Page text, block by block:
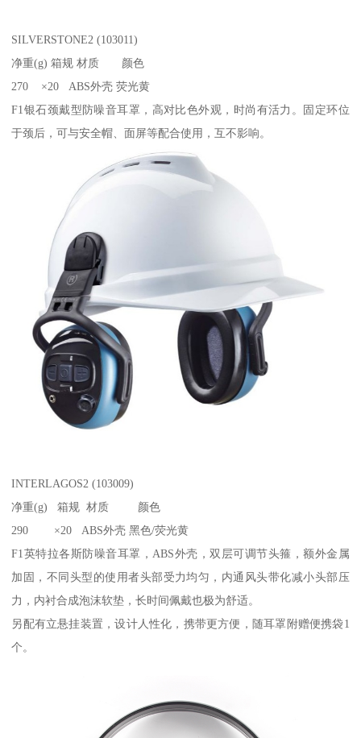
SILVERSTONE2 (103011)
净重(g) 箱规 材质 颜色
270 ×20 ABS外壳 荧光黄
F1银石颈戴型防噪音耳罩，高对比色外观，时尚有活力。固定环位
于颈后，可与安全帽、面屏等配合使用，互不影响。
INTERLAGOS2 (103009)
净重(g) 箱规 材质 颜色
290 ×20 ABS外壳 黑色/荧光黄
F1英特拉各斯防噪音耳罩，ABS外壳，双层可调节头箍，额外金属
加固，不同头型的使用者头部受力均匀，内通风头带化减小头部压
力，内衬合成泡沫软垫，长时间佩戴也极为舒适。
另配有立悬挂装置，设计人性化，携带更方便，随耳罩附赠便携袋1
个。